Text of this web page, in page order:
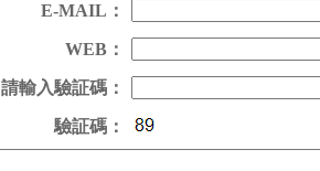
E-MAIL：
WEB：
請輸入驗証碼：
驗証碼：